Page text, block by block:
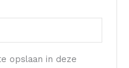
opslaan in deze